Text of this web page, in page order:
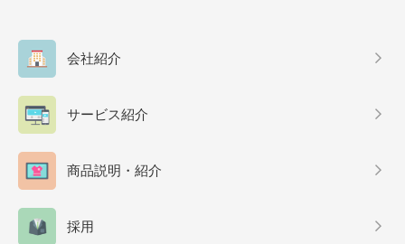
会社紹介
サービス紹介
商品説明・紹介
採用